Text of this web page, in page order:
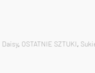
Daisy, OSTATNIE SZTUKI,